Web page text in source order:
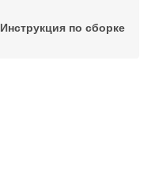
Инструкция по сборке